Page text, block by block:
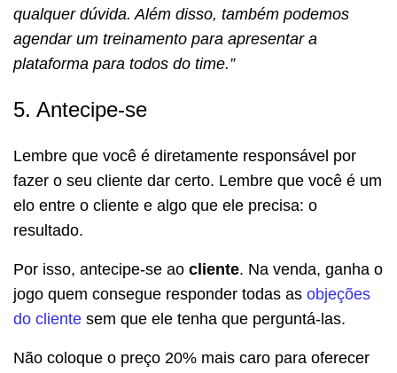
qualquer dúvida. Além disso, também podemos
agendar um treinamento para apresentar a
plataforma para todos do time.”
5. Antecipe-se
Lembre que você é diretamente responsável por
fazer o seu cliente dar certo. Lembre que você é um
elo entre o cliente e algo que ele precisa: o
resultado.
Por isso, antecipe-se ao cliente. Na venda, ganha o
jogo quem consegue responder todas as objeções
do cliente sem que ele tenha que perguntá-las.
Não coloque o preço 20% mais caro para oferecer